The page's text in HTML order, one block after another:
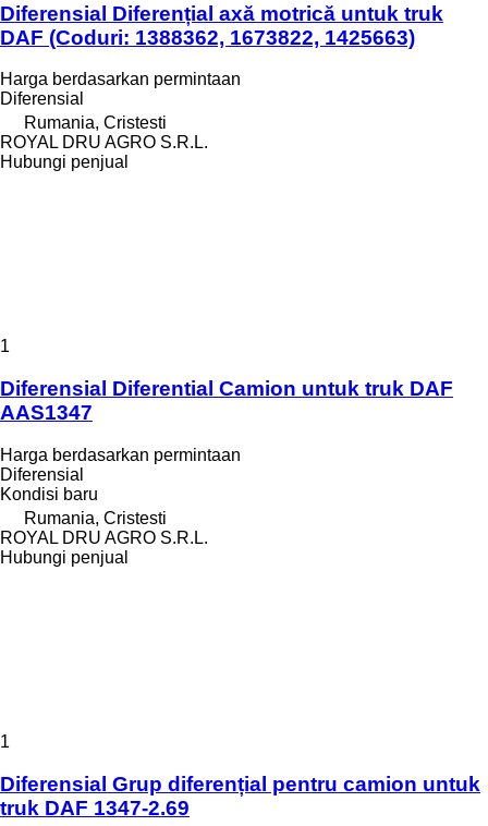
Diferensial Diferențial axă motrică untuk truk
DAF (Coduri: 1388362, 1673822, 1425663)
Harga berdasarkan permintaan
Diferensial
Rumania, Cristesti
ROYAL DRU AGRO S.R.L.
Hubungi penjual
1
Diferensial Diferential Camion untuk truk DAF
AAS1347
Harga berdasarkan permintaan
Diferensial
Kondisi baru
Rumania, Cristesti
ROYAL DRU AGRO S.R.L.
Hubungi penjual
1
Diferensial Grup diferențial pentru camion untuk
truk DAF 1347-2.69